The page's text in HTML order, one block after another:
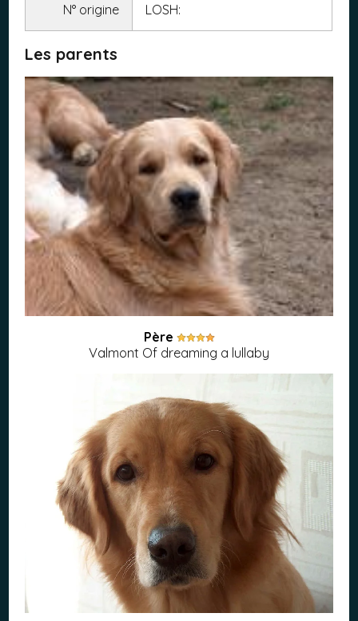
N° origine LOSH:
Les parents
Père
Valmont Of dreaming a lullaby